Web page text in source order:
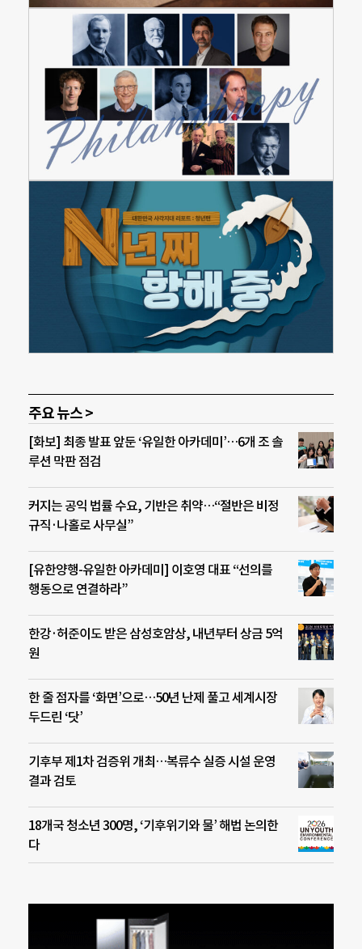
주요 뉴스 >
[화보] 최종 발표 앞둔 ‘유일한 아카데미’…6개 조 솔
루션 막판 점검
커지는 공익 법률 수요, 기반은 취약…“절반은 비정
규직·나홀로 사무실”
[유한양행-유일한 아카데미] 이호영 대표 “선의를
행동으로 연결하라”
한강·허준이도 받은 삼성호암상, 내년부터 상금 5억
원
한 줄 점자를 ‘화면’으로…50년 난제 풀고 세계시장
두드린 ‘닷’
기후부 제1차 검증위 개최…복류수 실증 시설 운영
결과 검토
18개국 청소년 300명, ‘기후위기와 물’ 해법 논의한
다